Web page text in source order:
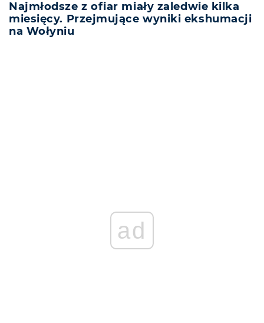
Najmłodsze z ofiar miały zaledwie kilka
miesięcy. Przejmujące wyniki ekshumacji
na Wołyniu